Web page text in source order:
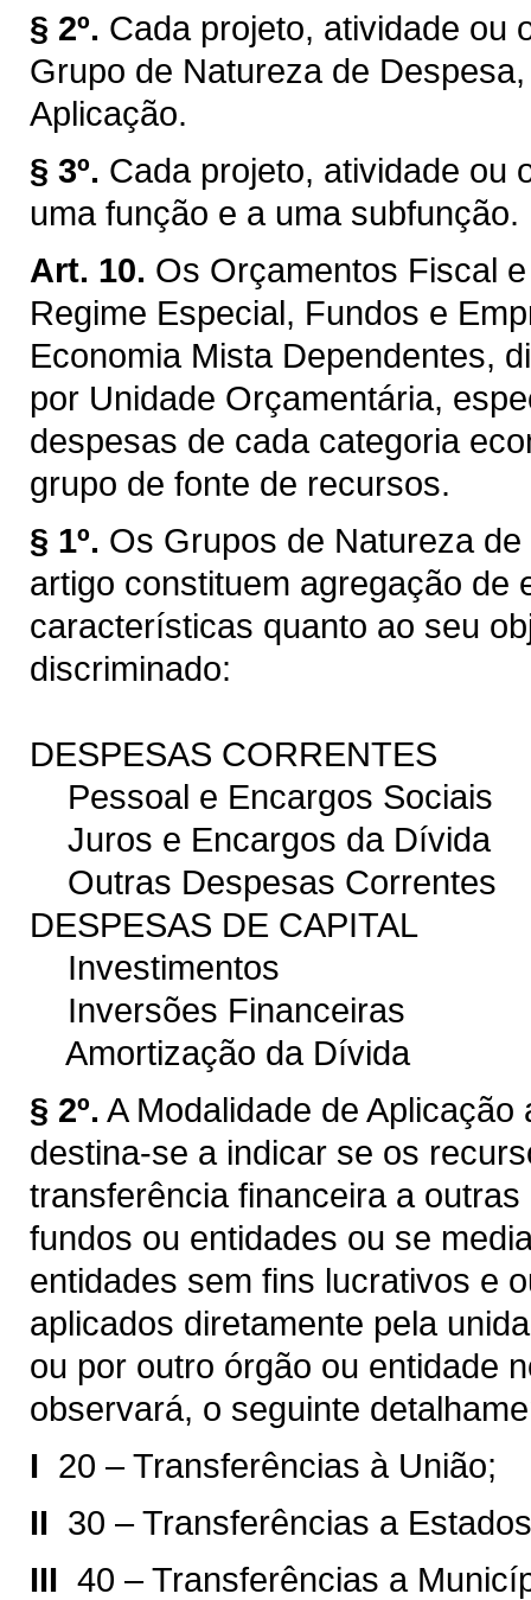
§ 2º. Cada projeto, atividade ou
Grupo de Natureza de
Aplicação.
§ 3º. Cada projeto, atividade ou
uma função e a uma subfunção.
Art. 10. Os Orçamentos Fiscal
Regime Especial, Fundos e
Economia Mista Dependentes,
por Unidade Orçamentária,
despesas de cada categoria
grupo de fonte de recursos.
§ 1º. Os Grupos de Natureza
artigo constituem agregação de
características quanto ao seu
discriminado:
DESPESAS CORRENTES
Pessoal e Encargos Sociais
Juros e Encargos da Dívida
Outras Despesas Correntes
DESPESAS DE CAPITAL
Investimentos
Inversões Financeiras
Amortização da Dívida
§ 2º. A Modalidade de
destina-se a indicar se os
transferência financeira a
fundos ou entidades ou se
entidades sem fins lucrativos e
aplicados diretamente pela
ou por outro órgão ou entidade
observará, o seguinte
I  20 – Transferências à União;
II  30 – Transferências a
III  40 – Transferências a